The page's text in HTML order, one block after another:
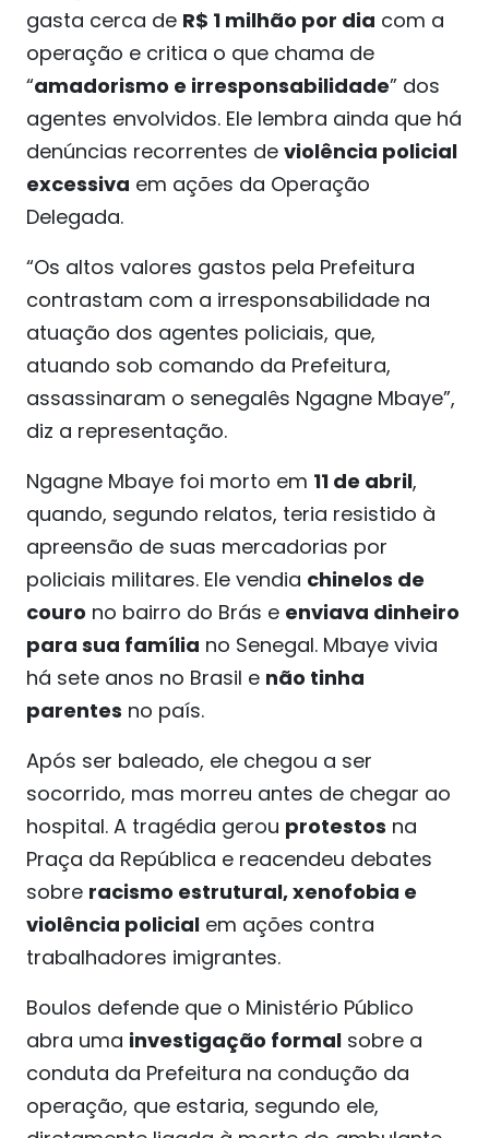
gasta cerca de R$ 1 milhão por dia com a
operação e critica o que chama de
“amadorismo e irresponsabilidade” dos
agentes envolvidos. Ele lembra ainda que há
denúncias recorrentes de violência policial
excessiva em ações da Operação
Delegada.
“Os altos valores gastos pela Prefeitura
contrastam com a irresponsabilidade na
atuação dos agentes policiais, que,
atuando sob comando da Prefeitura,
assassinaram o senegalês Ngagne Mbaye”,
diz a representação.
Ngagne Mbaye foi morto em 11 de abril,
quando, segundo relatos, teria resistido à
apreensão de suas mercadorias por
policiais militares. Ele vendia chinelos de
couro no bairro do Brás e enviava dinheiro
para sua família no Senegal. Mbaye vivia
há sete anos no Brasil e não tinha
parentes no país.
Após ser baleado, ele chegou a ser
socorrido, mas morreu antes de chegar ao
hospital. A tragédia gerou protestos na
Praça da República e reacendeu debates
sobre racismo estrutural, xenofobia e
violência policial em ações contra
trabalhadores imigrantes.
Boulos defende que o Ministério Público
abra uma investigação formal sobre a
conduta da Prefeitura na condução da
operação, que estaria, segundo ele,